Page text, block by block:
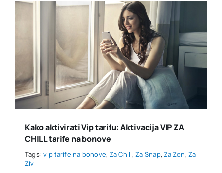
Kako aktivirati Vip tarifu: Aktivacija VIP ZA
CHILL tarife na bonove
Tags:vip tarife na bonove, Za Chill,Za Snap,Za Zen,Za
Ziv